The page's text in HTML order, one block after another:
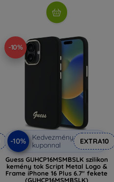
-10%
-10%
Kedvezmény
kuponnal
EXTRA10
Guess GUHCP16MSMBSLK szilikon
kemény tok Script Metal Logo &
Frame iPhone 16 Plus 6.7" fekete
(GUHCP16MSMBSLK)